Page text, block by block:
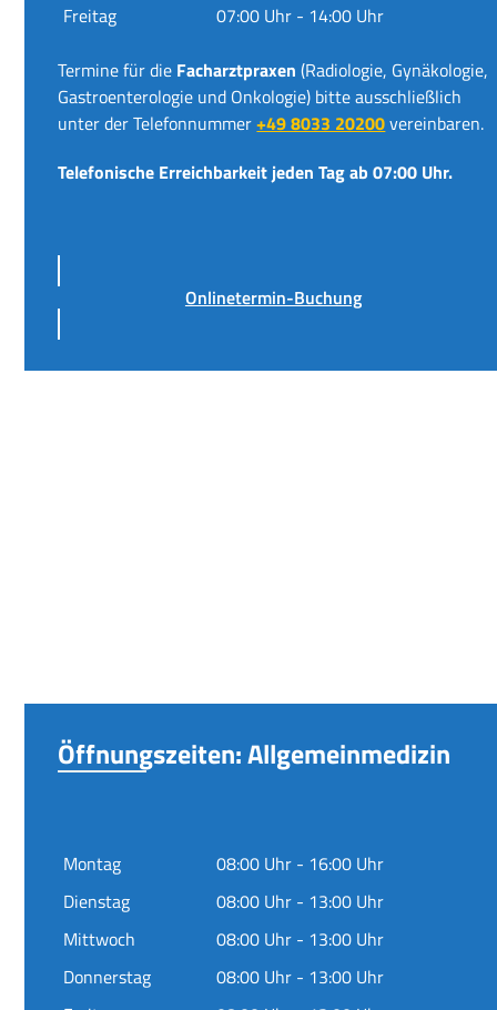
Freitag
07:00 Uhr - 14:00 Uhr
Termine für die Facharztpraxen (Radiologie, Gynäkologie,
Gastroenterologie und Onkologie) bitte ausschließlich
unter der Telefonnummer+49 8033 20200vereinbaren.
Telefonische Erreichbarkeit jeden Tag ab 07:00 Uhr.
Onlinetermin-Buchung
Öffnungszeiten: Allgemeinmedizin
Montag
08:00 Uhr - 16:00 Uhr
Dienstag
08:00 Uhr - 13:00 Uhr
Mittwoch
08:00 Uhr - 13:00 Uhr
Donnerstag
08:00 Uhr - 13:00 Uhr